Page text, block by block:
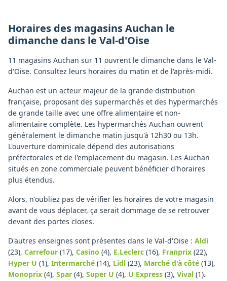
Horaires des magasinsAuchan le
dimanche dans le Val-d'Oise
11 magasins Auchan sur 11 ouvrent le dimanche dans le Val-
d'Oise. Consultez leurs horaires du matin et de l'après-midi.
Auchan est un acteur majeur de la grande distribution
française, proposant des supermarchés et des hypermarchés
de grande taille avec une offre alimentaire et non-
alimentaire complète. Les hypermarchés Auchan ouvrent
généralement le dimanche matin jusqu'à 12h30 ou 13h.
L'ouverture dominicale dépend des autorisations
préfectorales et de l'emplacement du magasin. Les Auchan
situés en zone commerciale peuvent bénéficier d'horaires
plus étendus.
Alors, n'oubliez pas de vérifier les horaires de votre magasin
avant de vous déplacer, ça serait dommage de se retrouver
devant des portes closes.
D'autres enseignes sont présentes dans le Val-d'Oise : Aldi
(23), Carrefour (17), Casino (4), E.Leclerc (16), Franprix (22),
Hyper U (1), Intermarché (14), Lidl (23), Marché d'à côté (13),
Monoprix (4), Spar (4), Super U (4), U Express (3), Vival (1).